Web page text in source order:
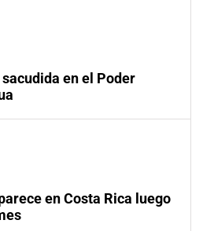
en el Poder
en Costa Rica luego